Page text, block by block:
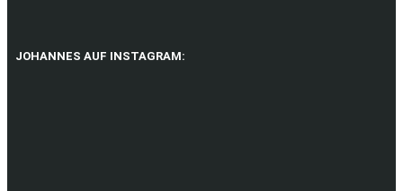
JOHANNES AUF INSTAGRAM: